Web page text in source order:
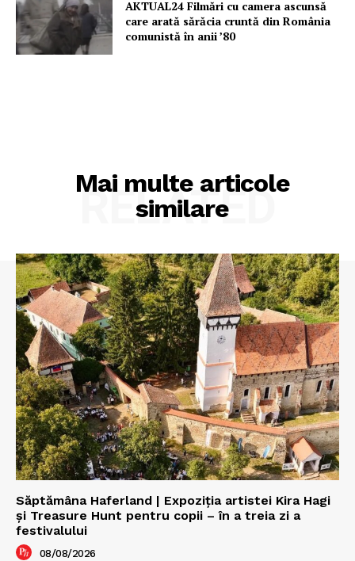
AKTUAL24 Filmări cu camera ascunsă
care arată sărăcia cruntă din România
comunistă în anii ’80
Mai multe articole
similare
RELATED
Săptămâna Haferland | Expoziţia artistei Kira Hagi
şi Treasure Hunt pentru copii – în a treia zi a
festivalului
08/08/2026